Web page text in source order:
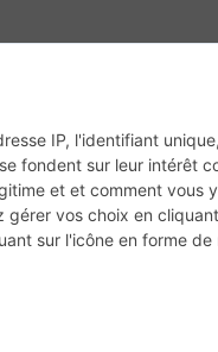
Sport-Bikes Boutique CPPRESSE